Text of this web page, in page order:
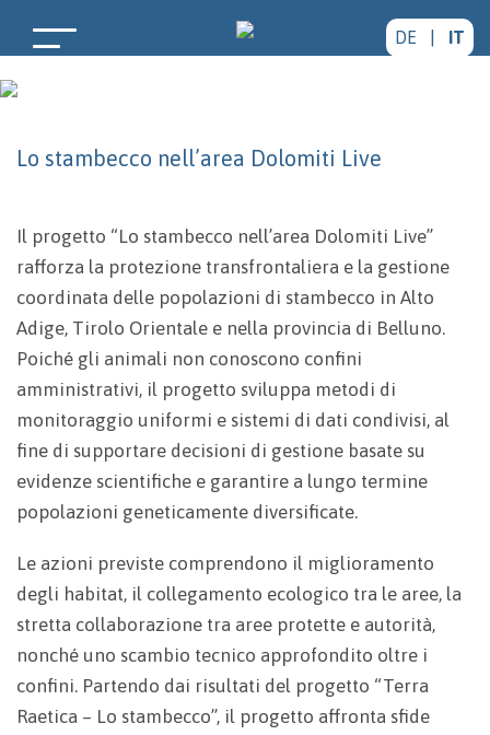
DE IT
Lo stambecco nell’area Dolomiti Live
Il progetto “Lo stambecco nell’area Dolomiti Live”
rafforza la protezione transfrontaliera e la gestione
coordinata delle popolazioni di stambecco in Alto
Adige, Tirolo Orientale e nella provincia di Belluno.
Poiché gli animali non conoscono confini
amministrativi, il progetto sviluppa metodi di
monitoraggio uniformi e sistemi di dati condivisi, al
fine di supportare decisioni di gestione basate su
evidenze scientifiche e garantire a lungo termine
popolazioni geneticamente diversificate.
Le azioni previste comprendono il miglioramento
degli habitat, il collegamento ecologico tra le aree, la
stretta collaborazione tra aree protette e autorità,
nonché uno scambio tecnico approfondito oltre i
confini. Partendo dai risultati del progetto “Terra
Raetica – Lo stambecco”, il progetto affronta sfide